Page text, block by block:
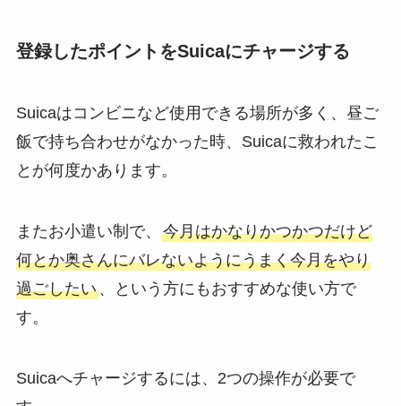
登録したポイントをSuicaにチャージする
Suicaはコンビニなど使用できる場所が多く、昼ご
飯で持ち合わせがなかった時、Suicaに救われたこ
とが何度かあります。
またお小遣い制で、 今月はかなりかつかつだけど
何とか奥さんにバレないようにうまく今月をやり
過ごしたい、という方にもおすすめな使い方で
す。
Suicaへチャージするには、2つの操作が必要で